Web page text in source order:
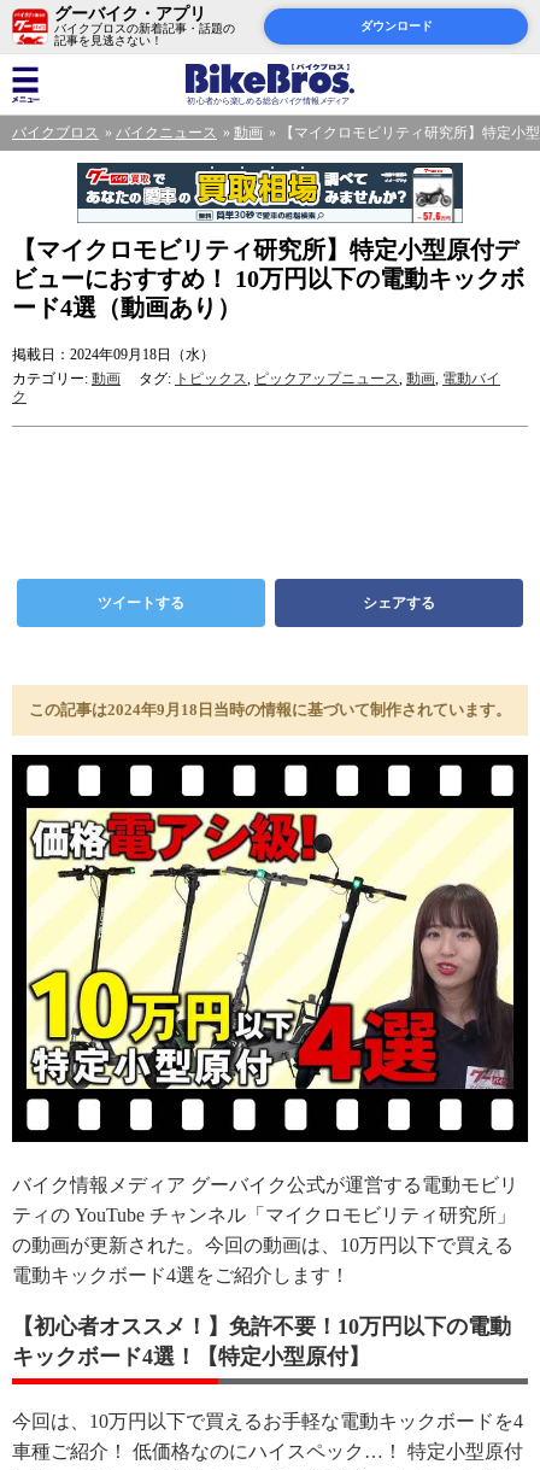
グーバイク・アプリ
バイクブロスの新着記事・話題の
記事を見逃さない！
ダウンロード
バイクブロス バイクニュース 動画 【マイクロモビリティ研究所】特定小
【マイクロモビリティ研究所】特定小型原付デ
ビューにおすすめ！ 10万円以下の電動キックボ
ード4選（動画あり）
掲載日：2024年09月18日（水）
カテゴリー: 動画 タグ: トピックス, ピックアップニュース, 動画, 電動バイ
ク
ツイートする シェアする
この記事は2024年9月18日当時の情報に基づいて制作されています。
バイク情報メディア グーバイク公式が運営する電動モビリ
ティの YouTube チャンネル「マイクロモビリティ研究所」
の動画が更新された。今回の動画は、10万円以下で買える
電動キックボード4選をご紹介します！
【初心者オススメ！】免許不要！10万円以下の電動
キックボード4選！【特定小型原付】
今回は、10万円以下で買えるお手軽な電動キックボードを4
車種ご紹介！ 低価格なのにハイスペック…！ 特定小型原付